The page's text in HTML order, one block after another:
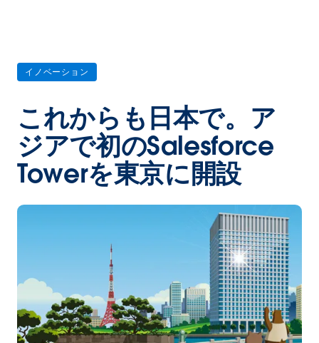
イノベーション
これからも日本で。ア
ジアで初のSalesforce
Towerを東京に開設